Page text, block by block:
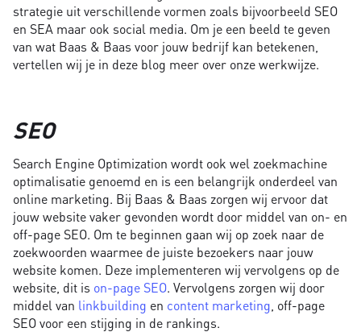
strategie uit verschillende vormen zoals bijvoorbeeld SEO
en SEA maar ook social media. Om je een beeld te geven
van wat Baas & Baas voor jouw bedrijf kan betekenen,
vertellen wij je in deze blog meer over onze werkwijze.
SEO
Search Engine Optimization wordt ook wel zoekmachine
optimalisatie genoemd en is een belangrijk onderdeel van
online marketing. Bij Baas & Baas zorgen wij ervoor dat
jouw website vaker gevonden wordt door middel van on- en
off-page SEO. Om te beginnen gaan wij op zoek naar de
zoekwoorden waarmee de juiste bezoekers naar jouw
website komen. Deze implementeren wij vervolgens op de
website, dit is on-page SEO. Vervolgens zorgen wij door
middel van linkbuilding en content marketing , off-page
SEO voor een stijging in de rankings.